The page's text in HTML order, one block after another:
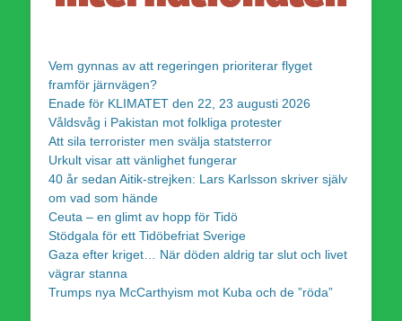
Vem gynnas av att regeringen prioriterar flyget
framför järnvägen?
Enade för KLIMATET den 22, 23 augusti 2026
Våldsvåg i Pakistan mot folkliga protester
Att sila terrorister men svälja statsterror
Urkult visar att vänlighet fungerar
40 år sedan Aitik-strejken: Lars Karlsson skriver själv
om vad som hände
Ceuta – en glimt av hopp för Tidö
Stödgala för ett Tidöbefriat Sverige
Gaza efter kriget… När döden aldrig tar slut och livet
vägrar stanna
Trumps nya McCarthyism mot Kuba och de ”röda”